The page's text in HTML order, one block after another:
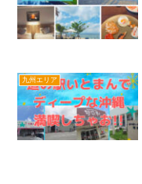
九州エリア